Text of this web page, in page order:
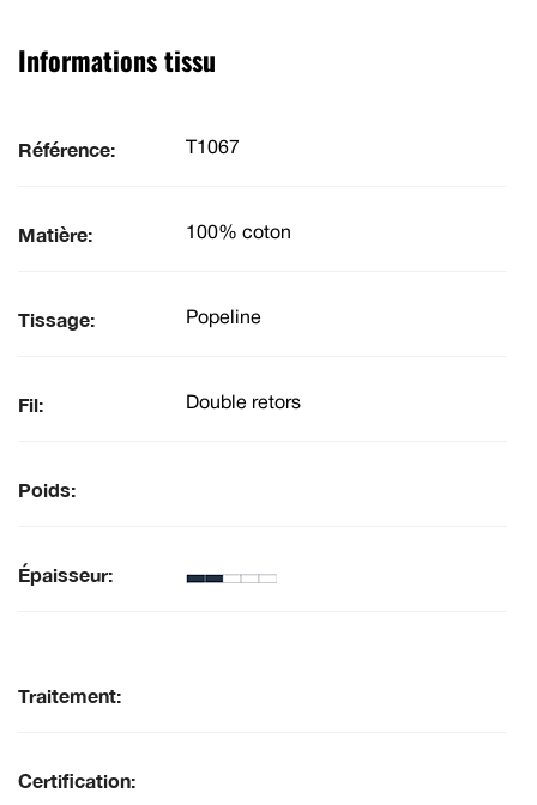
Informations tissu
Référence: T1067
Matière: 100% coton
Tissage: Popeline
Fil: Double retors
Poids:
Épaisseur:
Traitement:
Certification: